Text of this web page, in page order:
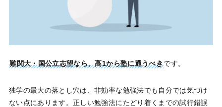
難関大・国公立志望なら、高1から塾に通うべきです。
独学の最大の落とし穴は、非効率な勉強法でも自分では気づけ
ない点にあります。正しい勉強法にたどり着くまでの試行錯誤